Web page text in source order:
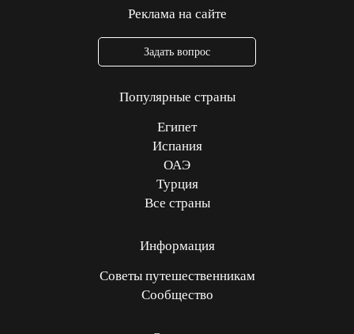
Реклама на сайте
Задать вопрос
Популярные страны
Египет
Испания
ОАЭ
Турция
Все страны
Информация
Советы путешественникам
Сообщество